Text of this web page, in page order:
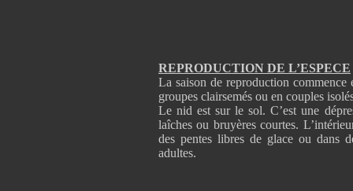
REPRODUCTION DE L’ESPECE
La saison de reproduction
groupes clairsemés ou en couples
Le nid est sur le sol. C’est une
laîches ou bruyères courtes.
des pentes libres de glace ou dans
adultes.